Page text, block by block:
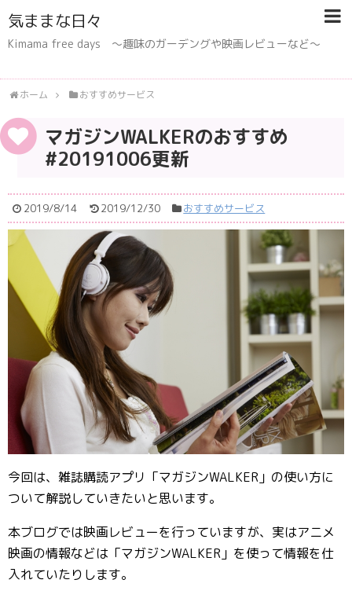
気ままな日々
Kimama free days 〜趣味のガーデングや映画レビューなど〜
ホーム おすすめサービス
マガジンWALKERのおすすめ
#20191006更新
2019/8/14 2019/12/30 おすすめサービス
今回は、雑誌購読アプリ「マガジンWALKER」の使い方に
ついて解説していきたいと思います。
本ブログでは映画レビューを行っていますが、実はアニメ
映画の情報などは「マガジンWALKER」を使って情報を仕
入れていたりします。